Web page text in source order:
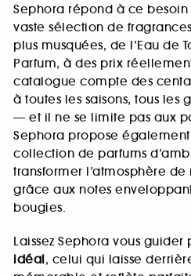
Sephora répond à ce
vaste sélection de
plus musquées, de l’Eau de
Parfum, à des prix
catalogue compte des
à toutes les saisons, tous les
— et il ne se limite pas aux
Sephora propose
collection de parfums
transformer l’atmosphère
grâce aux notes
bougies.
Laissez Sephora vous guider
idéal, celui qui laisse